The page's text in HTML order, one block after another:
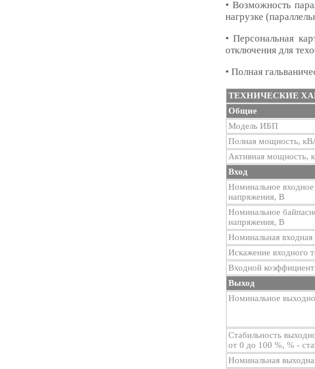
• Возможность
нагрузке
• Персональная
отключения для
• Полная
ТЕХНИЧЕСКИЕ
Общие
Модель ИБП
Полная мощность,
Активная мощность,
Вход
Номинальное входное
напряжения, В
Номинальное
напряжения, В
Номинальная входная
Искажение входного
Входной
Выход
Номинальное
Стабильность
от 0 до 100 %, % -
Номинальная